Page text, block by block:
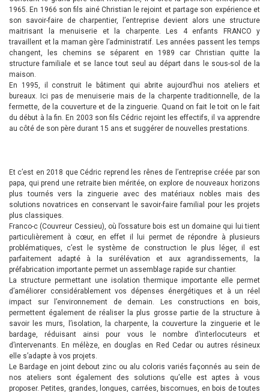
1965. En 1966 son fils ainé Christian le rejoint et partage son expérience et
son savoir-faire de charpentier, l’entreprise devient alors une structure
maitrisant la menuiserie et la charpente. Les 4 enfants FRANCO y
travaillent et la maman gère l’administratif. Les années passent les temps
changent, les chemins se séparent en 1989 car Christian quitte la
structure familiale et se lance tout seul au départ dans le sous-sol de la
maison.
En 1995, il construit le bâtiment qui abrite aujourd’hui nos ateliers et
bureaux. Ici pas de menuiserie mais de la charpente traditionnelle, de la
fermette, de la couverture et de la zinguerie. Quand on fait le toit on le fait
du début à la fin. En 2003 son fils Cédric rejoint les effectifs, il va apprendre
au côté de son père durant 15 ans et suggérer de nouvelles prestations.
Et c’est en 2018 que Cédric reprend les rênes de l’entreprise créée par son
papa, qui prend une retraite bien méritée, on explore de nouveaux horizons
plus tournés vers la zinguerie avec des matériaux nobles mais des
solutions novatrices en conservant le savoir-faire familial pour les projets
plus classiques.
Franco-c (Couvreur Cessieu), où l’ossature bois est un domaine qui lui tient
particulièrement à cœur, en effet il lui permet de répondre à plusieurs
problématiques, c’est le système de construction le plus léger, il est
parfaitement adapté à la surélévation et aux agrandissements, la
préfabrication importante permet un assemblage rapide sur chantier.
La structure permettant une isolation thermique importante elle permet
d’améliorer considérablement vos dépenses énergétiques et à un réel
impact sur l’environnement de demain. Les constructions en bois,
permettent également de réaliser la plus grosse partie de la structure à
savoir les murs, l’isolation, la charpente, la couverture la zinguerie et le
bardage, réduisant ainsi pour vous le nombre d’interlocuteurs et
d’intervenants. En mélèze, en douglas en Red Cedar ou autres résineux
elle s’adapte à vos projets.
Le Bardage en joint debout zinc ou alu coloris variés façonnés au sein de
nos ateliers sont également des solutions qu’elle est aptes à vous
proposer. Petites, grandes, longues, carrées, biscornues, en bois de toutes